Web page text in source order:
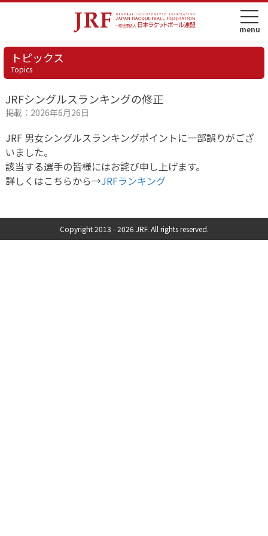
トピックス
Topics
JRFシングルスランキングの修正
掲載：2026年6月26日
JRF 男女シングルスランキングポイントに一部誤りがござ
いました。
該当する選手の皆様にはお詫び申し上げます。
詳しくはこちらから→JRFランキング
Copyright 2013 -2026 JRF. All rights reserved.